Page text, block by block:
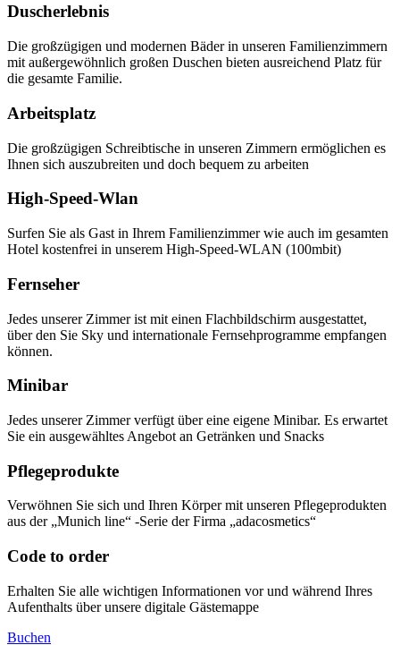
Duscherlebnis
Die großzügigen und modernen Bäder in unseren Familienzimmern
mit außergewöhnlich großen Duschen bieten ausreichend Platz für
die gesamte Familie.
Arbeitsplatz
Die großzügigen Schreibtische in unseren Zimmern ermöglichen es
Ihnen sich auszubreiten und doch bequem zu arbeiten
High-Speed-Wlan
Surfen Sie als Gast in Ihrem Familienzimmer wie auch im gesamten
Hotel kostenfrei in unserem High-Speed-WLAN (100mbit)
Fernseher
Jedes unserer Zimmer ist mit einen Flachbildschirm ausgestattet,
über den Sie Sky und internationale Fernsehprogramme empfangen
können.
Minibar
Jedes unserer Zimmer verfügt über eine eigene Minibar. Es erwartet
Sie ein ausgewähltes Angebot an Getränken und Snacks
Pflegeprodukte
Verwöhnen Sie sich und Ihren Körper mit unseren Pflegeprodukten
aus der „Munich line“ -Serie der Firma „adacosmetics“
Code to order
Erhalten Sie alle wichtigen Informationen vor und während Ihres
Aufenthalts über unsere digitale Gästemappe
Buchen